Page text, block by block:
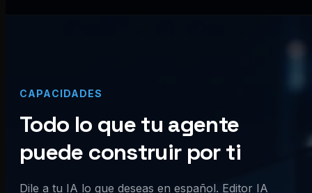
CAPACIDADES
Todo lo que tu agente
puede construir por ti
Dile a tu IA lo que deseas en español. Editor IA